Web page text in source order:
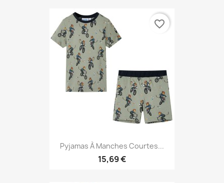
Pyjamas À Manches Courtes...
15,69 €
favorite_border